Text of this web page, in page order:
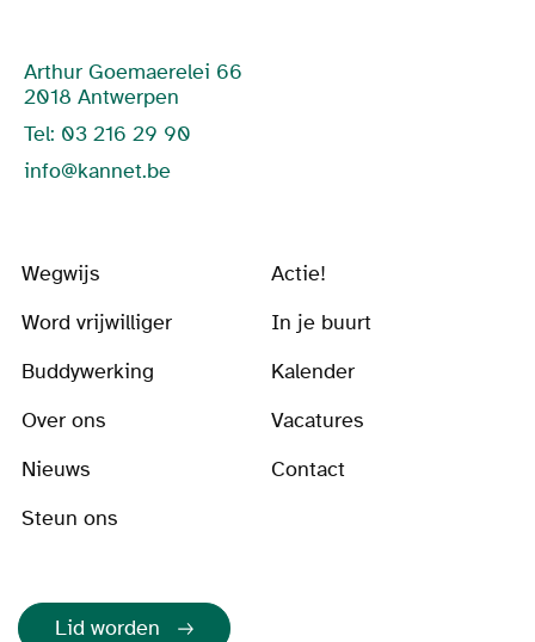
Arthur Goemaerelei 66
2018 Antwerpen
Tel: 03 216 29 90
info@kannet.be
Wegwijs
Actie!
Word vrijwilliger
In je buurt
Buddywerking
Kalender
Over ons
Vacatures
Nieuws
Contact
Steun ons
Lid worden